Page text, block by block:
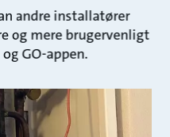
andre installatører
og mere brugervenligt
GO-appen.